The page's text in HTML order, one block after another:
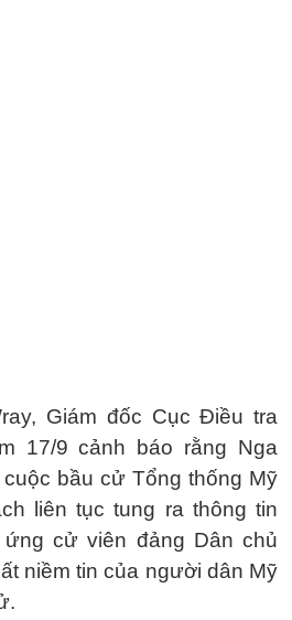
Giám đốc Cục Điều tra
17/9 cảnh báo rằng Nga
bầu cử Tổng thống Mỹ
liên tục tung ra thông tin
cử viên đảng Dân chủ
niềm tin của người dân Mỹ